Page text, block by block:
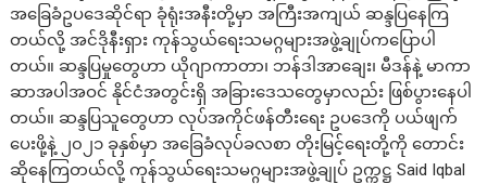
အခြေခံဥပဒေဆိုင်ရာ ခုံရုံးအနီးတို့မှာ အကြီးအကျယ် ဆန္ဒပြနေကြ
တယ်လို့ အင်ဒိုနီးရှား ကုန်သွယ်ရေးသမဂ္ဂများအဖွဲ့ချုပ်ကပြောပါ
တယ်။ ဆန္ဒပြမှုတွေဟာ ယိုဂျာကာတာ၊ ဘန်ဒါအာချေး၊ မီဒန်နဲ့ မာကာ
ဆာအပါအဝင် နိုင်ငံအတွင်းရှိ အခြားဒေသတွေမှာလည်း ဖြစ်ပွားနေပါ
တယ်။ ဆန္ဒပြသူတွေဟာ လုပ်အကိုင်ဖန်တီးရေး ဥပဒေကို ပယ်ဖျက်
ပေးဖို့နဲ့ ၂၀၂၁ ခုနှစ်မှာ အခြေခံလုပ်ခလစာ တိုးမြင့်ရေးတို့ကို တောင်း
ဆိုနေကြတယ်လို့ ကုန်သွယ်ရေးသမဂ္ဂများအဖွဲ့ချုပ် ဥက္ကဋ္ဌ Said Iqbal